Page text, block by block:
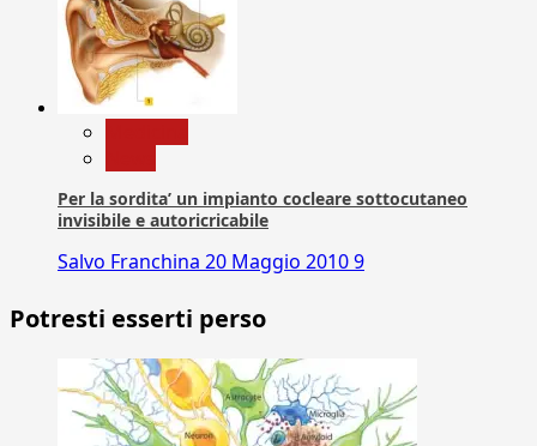
Per la sordita’ un impianto cocleare sottocutaneo
invisibile e autoricricabile
Salvo Franchina 20 Maggio 20109
Potresti esserti perso